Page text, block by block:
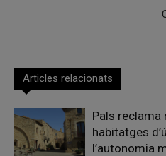
Articles relacionats
Pals reclama
habitatges
l’autonomia